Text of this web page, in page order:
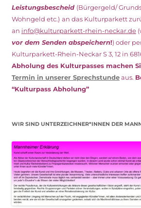
Leistungsbescheid (Bürgergeld/
Wohngeld etc.) an das Kulturparkett
an info@kulturparkett-rhein-neckar.de
vor dem Senden abspeichern!) oder
Kulturparkett-Rhein-Neckar S 3, 12 in
Abholung des Kulturpasses machen
Termin in unserer Sprechstundeaus.
“Kulturpass Abholung”
WIR SIND UNTERZEICHNER*INNEN DER